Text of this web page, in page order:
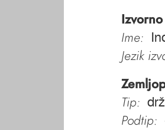
Ime:
Jezik
Tip:
Podtip: